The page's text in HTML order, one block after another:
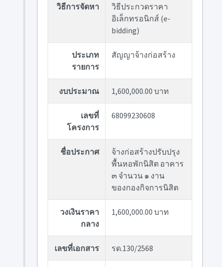
วิธีการจัดหา
วิธีประกวดราคา
อิเล็กทรอนิกส์ (e-
bidding)
ประเภท
รายการ
สัญญาจ้างก่อสร้าง
งบประมาณ 1,600,000.00 บาท
เลขที่
โครงการ
68099230608
ชื่อประกาศ
จ้างก่อสร้างปรับปรุง
พื้นหอพักนิสิต อาคาร
๓ จำนวน ๑ งาน
ของกองกิจการนิสิต
วงเงินราคา
กลาง
1,600,000.00 บาท
เลขที่เอกสาร รด.130/2568